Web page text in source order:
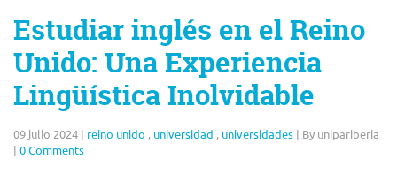
Estudiar inglés en el Reino
Unido: Una Experiencia
Lingüística Inolvidable
09 julio 2024 | reino unido , universidad , universidades | By unipariberia
| 0 Comments